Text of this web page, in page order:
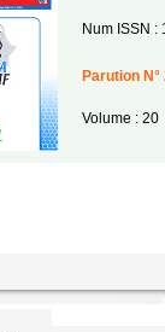
Num ISSN :
Parution N°
Volume : 20